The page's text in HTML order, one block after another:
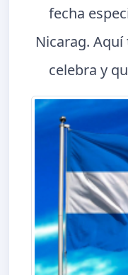
fecha
Nicarag.
celebra y